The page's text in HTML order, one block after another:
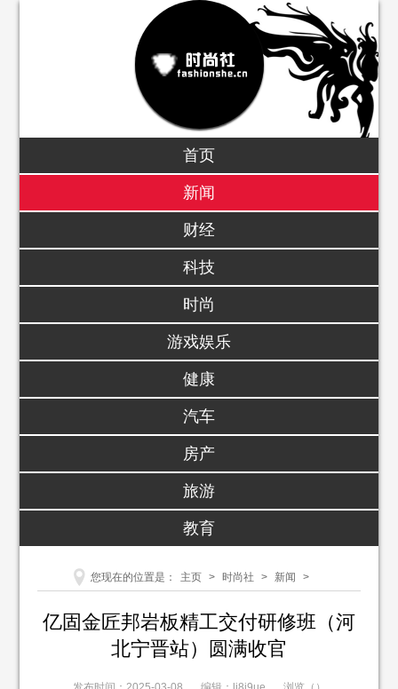
首页
新闻
财经
科技
时尚
游戏娱乐
健康
汽车
房产
旅游
教育
您现在的位置是： 主页 > 时尚社 > 新闻 >
亿固金匠邦岩板精工交付研修班（河
北宁晋站）圆满收官